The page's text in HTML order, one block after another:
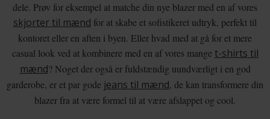
dele. Prøv for eksempel at matche din nye blazer med en af vores
skjorter til mænd for at skabe et sofistikeret udtryk, perfekt til
kontoret eller en aften i byen. Eller hvad med at gå for et mere
casual look ved at kombinere med en af vores mange t-shirts til
mænd? Noget der også er fuldstændig uundværligt i en god
garderobe, er et par gode jeans til mænd, de kan transformere din
blazer fra at være formel til at være afslappet og cool.